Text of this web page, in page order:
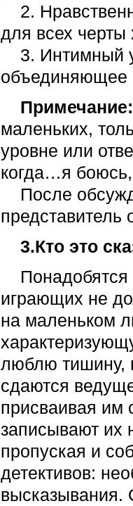
2.
для всех черты
3. Интимный
Примечание:
маленьких,
уровне или
когда…я
После
представитель
3.Кто это
Понадобятся
играющих не
на маленьком
люблю тишину,
сдаются
присваивая им
записывают их
пропуская и
детективов:
высказывания.